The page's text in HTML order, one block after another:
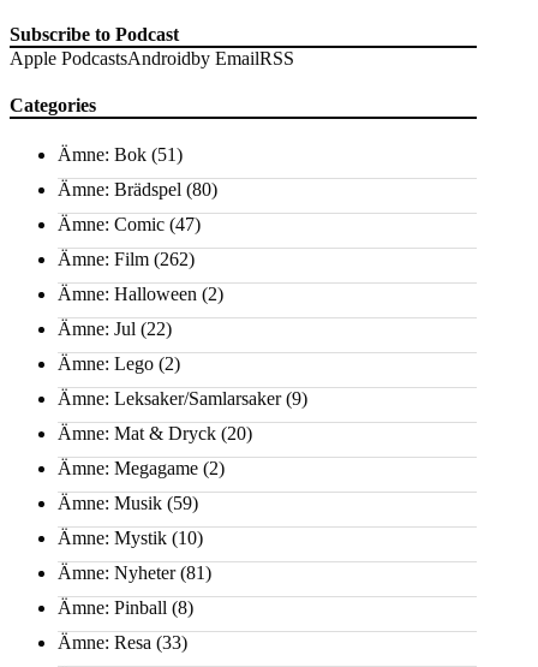
Subscribe to Podcast
Apple PodcastsAndroidby EmailRSS
Categories
Ämne: Bok (51)
Ämne: Brädspel (80)
Ämne: Comic (47)
Ämne: Film (262)
Ämne: Halloween (2)
Ämne: Jul (22)
Ämne: Lego (2)
Ämne: Leksaker/Samlarsaker(9)
Ämne: Mat & Dryck (20)
Ämne: Megagame (2)
Ämne: Musik (59)
Ämne: Mystik (10)
Ämne: Nyheter(81)
Ämne: Pinball (8)
Ämne: Resa (33)